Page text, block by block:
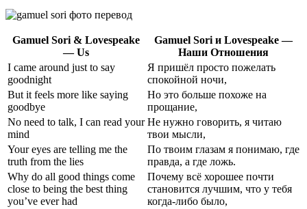
Gamuel Sori & Lovespeake
— Us
Gamuel Sori и Lovespeake —
Наши Отношения
I came around just to say
goodnight
Я пришёл просто пожелать
спокойной ночи,
But it feels more like saying
goodbye
Но это больше похоже на
прощание,
No need to talk, I can read your
mind
Не нужно говорить, я читаю
твои мысли,
Your eyes are telling me the
truth from the lies
По твоим глазам я понимаю, где
правда, а где ложь.
Why do all good things come
close to being the best thing
you’ve ever had
Почему всё хорошее почти
становится лучшим, что у тебя
когда-либо было,